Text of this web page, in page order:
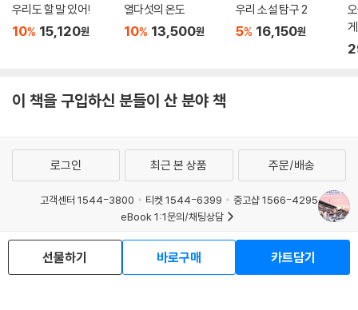
우리도 할 말 있어!
10% 15,120원
열다섯의 온도
10% 13,500원
우리 소설 탐구 2
5% 16,150원
이 책을 구입하신 분들이 산 분야 책
선물하기 바로구매 카트담기
로그인 최근 본 상품 주문/배송
고객센터 1544-3800 티켓 1544-6399
중고샵 1566-4295
eBook 1:1문의/채팅상담
예스이십사(주) 사업자 정보
이용약관
개인정보처리방침
청소년보호정책